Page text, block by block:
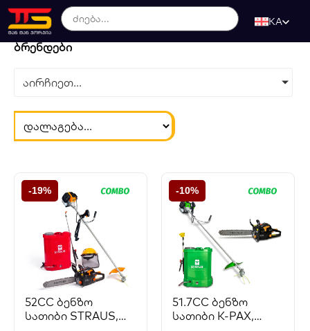
KA
ბრენდები
აირჩიეთ...
-19%
52CC ბენზო
სათიბი STRAUS,
-10%
51.7CC ბენზო
სათიბი K-PAX,